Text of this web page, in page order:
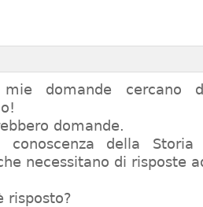
domande cercano
domande.
conoscenza della
necessitano di risposte
risposto?